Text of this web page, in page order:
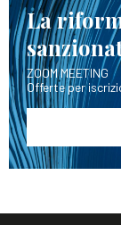
La
ZOOM MEETING
Offerte per